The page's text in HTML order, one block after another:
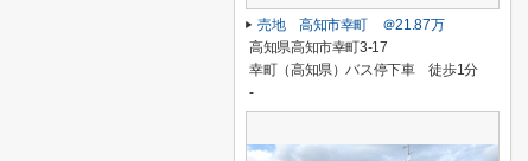
売地 高知市幸町 ＠21.87万
高知県高知市幸町3-17
幸町（高知県）バス停下車 徒歩1分
-